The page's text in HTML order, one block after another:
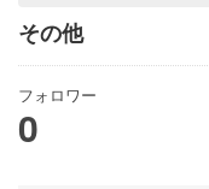
その他
フォロワー
0